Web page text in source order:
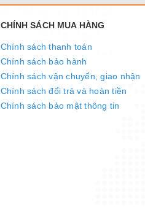
CHÍNH SÁCH MUA HÀNG
Chính sách thanh toán
Chính sách bảo hành
Chính sách vận chuyển, giao nhận
Chính sách đổi trả và hoàn tiền
Chính sách bảo mật thông tin